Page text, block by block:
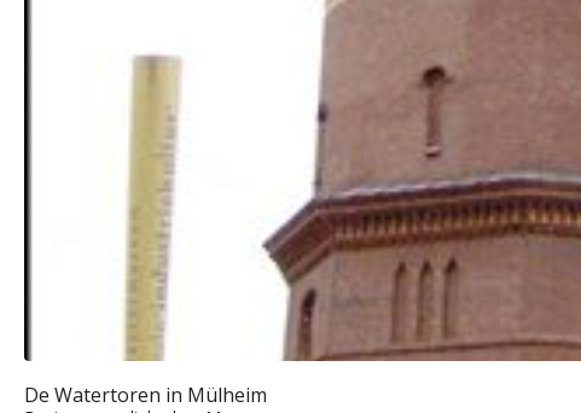
De Watertoren in Mülheim